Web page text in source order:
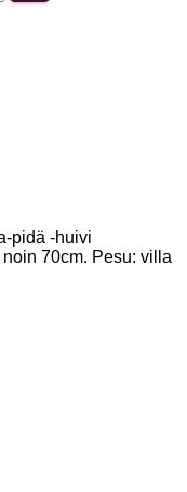
pidä -huivi
70cm. Pesu: villa